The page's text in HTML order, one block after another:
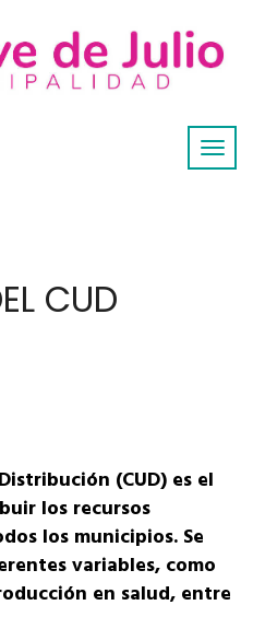
CUD
(CUD) es el
los recursos
los municipios. Se
variables, como
en salud, entre